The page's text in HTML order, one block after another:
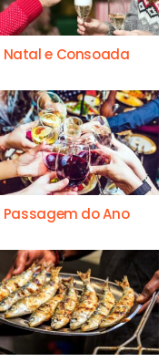
Natal e Consoada
Passagem do Ano